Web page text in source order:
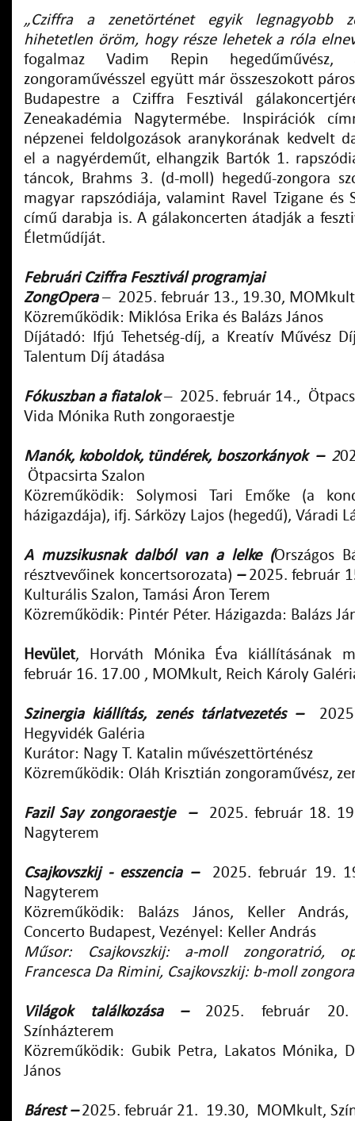
„Cziffra a zenetörténet egyik legnagyobb
hihetetlen öröm, hogy része lehetek a róla
fogalmaz Vadim Repin
zongoraművésszel együtt már összeszokott
Budapestre a Cziffra Fesztivál
Zeneakadémia Nagytermébe. Inspirációk
népzenei feldolgozások aranykorának kedvelt
el a nagyérdeműt, elhangzik Bartók 1.
táncok, Brahms 3. (d-moll) hegedű-zongora
magyar rapszódiája, valamint Ravel Tzigane és
című darabja is. A gálakoncerten átadják a
Életműdíját.
Februári Cziffra Fesztivál programjai
ZongOpera– 2025. február 13., 19.30,
Közreműködik: Miklósa Erika és Balázs János
Díjátadó: Ifjú Tehetség-díj, a Kreatív Művész
Talentum Díj átadása
Fókuszban a fiatalok– 2025. február 14.,
Vida Mónika Ruth zongoraestje
Manók, koboldok, tündérek, boszorkányok – 2
Ötpacsirta Szalon
Közreműködik: Solymosi Tari Emőke (a
házigazdája), ifj. Sárközy Lajos (hegedű), Váradi
A muzsikusnak dalból van a lelke (Országos
résztvevőinek koncertsorozata) –2025. február
Kulturális Szalon, Tamási Áron Terem
Közreműködik: Pintér Péter. Házigazda: Balázs
Hevület, Horváth Mónika Éva kiállításának
február 16. 17.00 , MOMkult, Reich Károly
Szinergia kiállítás, zenés tárlatvezetés –
Hegyvidék Galéria
Kurátor: Nagy T. Katalin művészettörténész
Közreműködik: Oláh Krisztián zongoraművész,
Fazil Say zongoraestje – 2025. február 18.
Nagyterem
Csajkovszkij - esszencia – 2025. február 19.
Nagyterem
Közreműködik: Balázs János, Keller
Concerto Budapest, Vezényel: Keller András
Műsor: Csajkovszkij: a-moll zongoratrió,
Francesca Da Rimini, Csajkovszkij: b-moll
Világok találkozása – 2025. február
Színházterem
Közreműködik: Gubik Petra, Lakatos Mónika,
János
Bárest–2025. február 21. 19.30, MOMkult,